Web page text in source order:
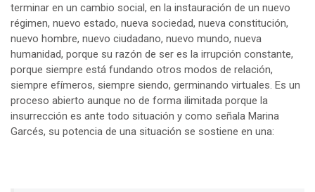
terminar en un cambio social, en la instauración de un nuevo
régimen, nuevo estado, nueva sociedad, nueva constitución,
nuevo hombre, nuevo ciudadano, nuevo mundo, nueva
humanidad, porque su razón de ser es la irrupción constante,
porque siempre está fundando otros modos de relación,
siempre efímeros, siempre siendo, germinando virtuales. Es un
proceso abierto aunque no de forma ilimitada porque la
insurrección es ante todo situación y como señala Marina
Garcés, su potencia de una situación se sostiene en una: